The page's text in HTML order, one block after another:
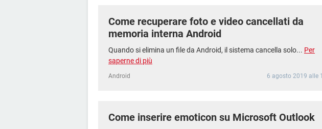
Come recuperare foto e video cancellati da
memoria interna Android
Quando si elimina un file da Android, il sistema cancella solo... Per
saperne di più
Android 6 agosto 2019 alle
Come inserire emoticon su Microsoft Outlook